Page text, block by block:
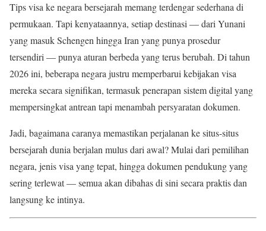
Tips visa ke negara bersejarah memang terdengar sederhana di
permukaan. Tapi kenyataannya, setiap destinasi — dari Yunani
yang masuk Schengen hingga Iran yang punya prosedur
tersendiri — punya aturan berbeda yang terus berubah. Di tahun
2026 ini, beberapa negara justru memperbarui kebijakan visa
mereka secara signifikan, termasuk penerapan sistem digital yang
mempersingkat antrean tapi menambah persyaratan dokumen.
Jadi, bagaimana caranya memastikan perjalanan ke situs-situs
bersejarah dunia berjalan mulus dari awal? Mulai dari pemilihan
negara, jenis visa yang tepat, hingga dokumen pendukung yang
sering terlewat — semua akan dibahas di sini secara praktis dan
langsung ke intinya.